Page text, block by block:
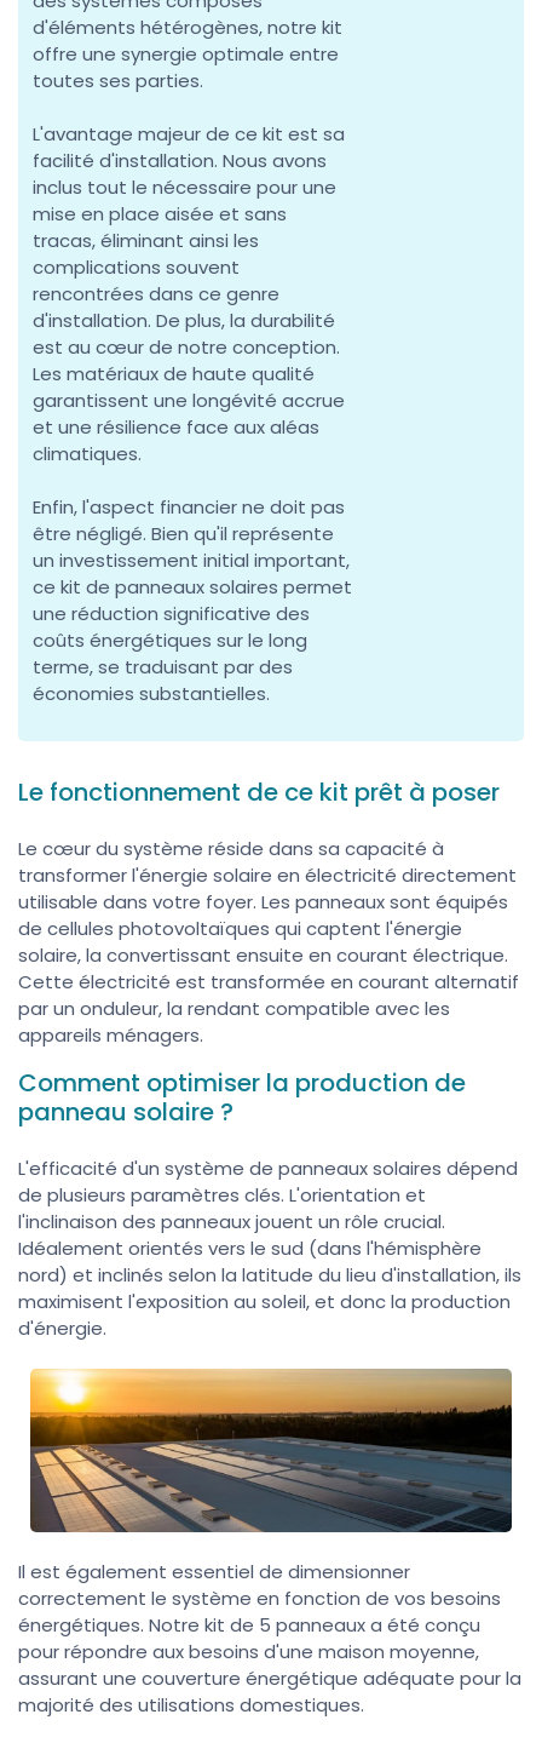
d'éléments hétérogènes, notre kit
offre une synergie optimale entre
toutes ses parties.
L'avantage majeur de ce kit est sa
facilité d'installation. Nous avons
inclus tout le nécessaire pour une
mise en place aisée et sans
tracas, éliminant ainsi les
complications souvent
rencontrées dans ce genre
d'installation. De plus, la durabilité
est au cœur de notre conception.
Les matériaux de haute qualité
garantissent une longévité accrue
et une résilience face aux aléas
climatiques.
Enfin, l'aspect financier ne doit pas
être négligé. Bien qu'il représente
un investissement initial important,
ce kit de panneaux solaires permet
une réduction significative des
coûts énergétiques sur le long
terme, se traduisant par des
économies substantielles.
Le fonctionnement de ce kit prêt à poser
Le cœur du système réside dans sa capacité à
transformer l'énergie solaire en électricité directement
utilisable dans votre foyer. Les panneaux sont équipés
de cellules photovoltaïques qui captent l'énergie
solaire, la convertissant ensuite en courant électrique.
Cette électricité est transformée en courant alternatif
par un onduleur, la rendant compatible avec les
appareils ménagers.
Comment optimiser la production de
panneau solaire ?
L'efficacité d'un système de panneaux solaires dépend
de plusieurs paramètres clés. L'orientation et
l'inclinaison des panneaux jouent un rôle crucial.
Idéalement orientés vers le sud (dans l'hémisphère
nord) et inclinés selon la latitude du lieu d'installation, ils
maximisent l'exposition au soleil, et donc la production
d'énergie.
Il est également essentiel de dimensionner
correctement le système en fonction de vos besoins
énergétiques. Notre kit de 5 panneaux a été conçu
pour répondre aux besoins d'une maison moyenne,
assurant une couverture énergétique adéquate pour la
majorité des utilisations domestiques.